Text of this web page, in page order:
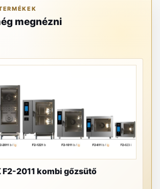
megnézni
F2-2011 kombi gőzsütő